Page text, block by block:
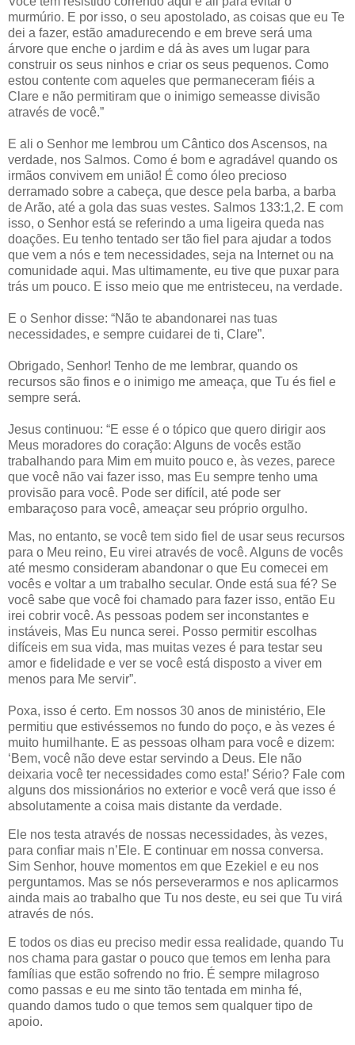
murmúrio. E por isso, o seu apostolado, as coisas que eu Te
dei a fazer, estão amadurecendo e em breve será uma
árvore que enche o jardim e dá às aves um lugar para
construir os seus ninhos e criar os seus pequenos. Como
estou contente com aqueles que permaneceram fiéis a
Clare e não permitiram que o inimigo semeasse divisão
através de você.”
E ali o Senhor me lembrou um Cântico dos Ascensos, na
verdade, nos Salmos. Como é bom e agradável quando os
irmãos convivem em união! É como óleo precioso
derramado sobre a cabeça, que desce pela barba, a barba
de Arão, até a gola das suas vestes. Salmos 133:1,2. E com
isso, o Senhor está se referindo a uma ligeira queda nas
doações. Eu tenho tentado ser tão fiel para ajudar a todos
que vem a nós e tem necessidades, seja na Internet ou na
comunidade aqui. Mas ultimamente, eu tive que puxar para
trás um pouco. E isso meio que me entristeceu, na verdade.
E o Senhor disse: “Não te abandonarei nas tuas
necessidades, e sempre cuidarei de ti, Clare”.
Obrigado, Senhor! Tenho de me lembrar, quando os
recursos são finos e o inimigo me ameaça, que Tu és fiel e
sempre será.
Jesus continuou: “E esse é o tópico que quero dirigir aos
Meus moradores do coração: Alguns de vocês estão
trabalhando para Mim em muito pouco e, às vezes, parece
que você não vai fazer isso, mas Eu sempre tenho uma
provisão para você. Pode ser difícil, até pode ser
embaraçoso para você, ameaçar seu próprio orgulho.
Mas, no entanto, se você tem sido fiel de usar seus recursos
para o Meu reino, Eu virei através de você. Alguns de vocês
até mesmo consideram abandonar o que Eu comecei em
vocês e voltar a um trabalho secular. Onde está sua fé? Se
você sabe que você foi chamado para fazer isso, então Eu
irei cobrir você. As pessoas podem ser inconstantes e
instáveis, Mas Eu nunca serei. Posso permitir escolhas
difíceis em sua vida, mas muitas vezes é para testar seu
amor e fidelidade e ver se você está disposto a viver em
menos para Me servir”.
Poxa, isso é certo. Em nossos 30 anos de ministério, Ele
permitiu que estivéssemos no fundo do poço, e às vezes é
muito humilhante. E as pessoas olham para você e dizem:
‘Bem, você não deve estar servindo a Deus. Ele não
deixaria você ter necessidades como esta!’ Sério? Fale com
alguns dos missionários no exterior e você verá que isso é
absolutamente a coisa mais distante da verdade.
Ele nos testa através de nossas necessidades, às vezes,
para confiar mais n’Ele. E continuar em nossa conversa.
Sim Senhor, houve momentos em que Ezekiel e eu nos
perguntamos. Mas se nós perseverarmos e nos aplicarmos
ainda mais ao trabalho que Tu nos deste, eu sei que Tu virá
através de nós.
E todos os dias eu preciso medir essa realidade, quando Tu
nos chama para gastar o pouco que temos em lenha para
famílias que estão sofrendo no frio. É sempre milagroso
como passas e eu me sinto tão tentada em minha fé,
quando damos tudo o que temos sem qualquer tipo de
apoio.